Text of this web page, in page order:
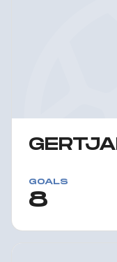
GOALS
8